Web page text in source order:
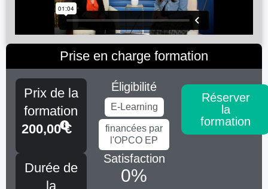
Prise en charge formation
Prix de la
formation
200,00€
Durée de
la
Éligibilité
E-Learning
financées par
l'OPCO EP
Satisfaction
0%
Réserver
la
formation